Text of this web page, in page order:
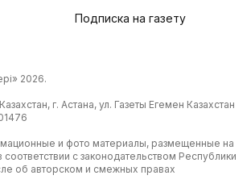
Подписка на газету
2026.
г. Астана, ул. Газеты Егемен Казахстан
и фото материалы, размещенные на
с законодательством Республики
об авторском и смежных правах